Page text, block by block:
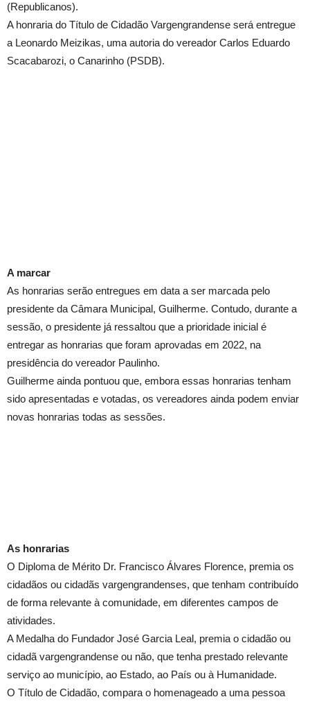
(Republicanos).
A honraria do Título de Cidadão Vargengrandense será entregue
a Leonardo Meizikas, uma autoria do vereador Carlos Eduardo
Scacabarozi, o Canarinho (PSDB).
A marcar
As honrarias serão entregues em data a ser marcada pelo
presidente da Câmara Municipal, Guilherme. Contudo, durante a
sessão, o presidente já ressaltou que a prioridade inicial é
entregar as honrarias que foram aprovadas em 2022, na
presidência do vereador Paulinho.
Guilherme ainda pontuou que, embora essas honrarias tenham
sido apresentadas e votadas, os vereadores ainda podem enviar
novas honrarias todas as sessões.
As honrarias
O Diploma de Mérito Dr. Francisco Álvares Florence, premia os
cidadãos ou cidadãs vargengrandenses, que tenham contribuído
de forma relevante à comunidade, em diferentes campos de
atividades.
A Medalha do Fundador José Garcia Leal, premia o cidadão ou
cidadã vargengrandense ou não, que tenha prestado relevante
serviço ao município, ao Estado, ao País ou à Humanidade.
O Título de Cidadão, compara o homenageado a uma pessoa